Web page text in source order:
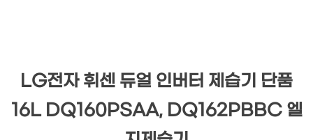
LG전자 휘센 듀얼 인버터 제습기 단품
16L DQ160PSAA, DQ162PBBC 엘